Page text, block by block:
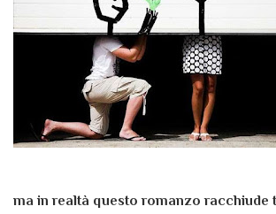
ma in realtà questo romanzo racchiude